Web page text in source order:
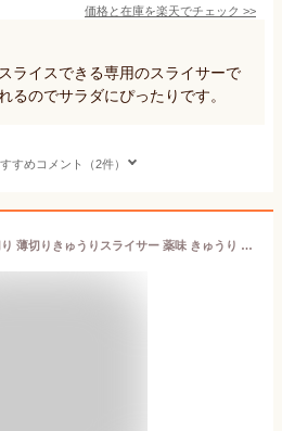
価格と在庫を楽天でチェック >>
ライスできる専用のスライサーで
るのでサラダにぴったりです。
すめコメント（2件）
スライサー 日本製 千切り 薄切りきゅうりスライサー 薬味 きゅうり 胡瓜 スライス RCステッカー付